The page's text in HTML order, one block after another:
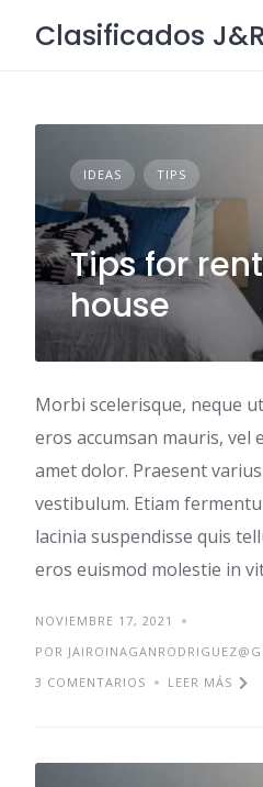
Clasificados J&R
IDEAS TIPS
Tips for
house
Morbi scelerisque, neque
eros accumsan mauris, vel
amet dolor. Praesent
vestibulum. Etiam
lacinia suspendisse quis
eros euismod molestie in
NOVIEMBRE 17, 2021
POR
3 COMENTARIOS
LEER MÁS